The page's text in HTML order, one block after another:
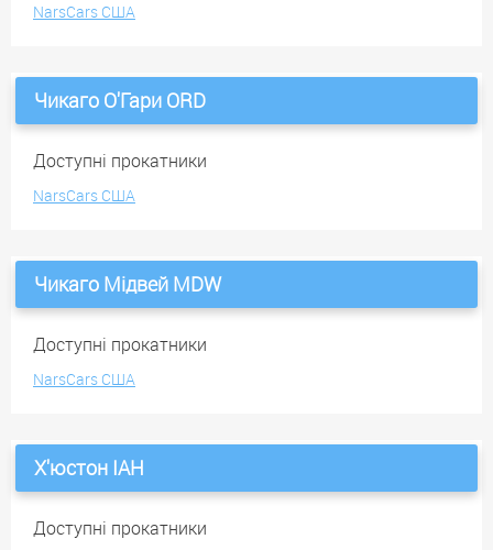
NarsCars США
Чикаго О'Гари ORD
Доступні прокатники
NarsCars США
Чикаго Мідвей MDW
Доступні прокатники
NarsCars США
Х'юстон IAH
Доступні прокатники